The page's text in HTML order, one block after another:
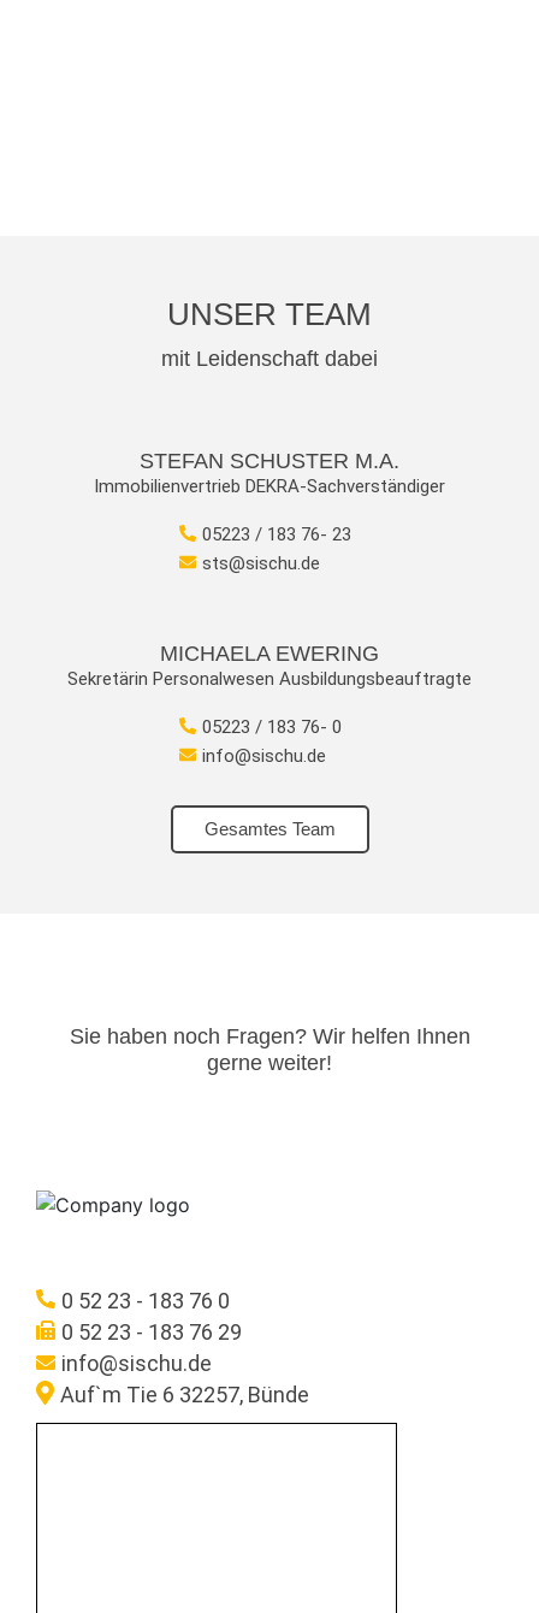
UNSER TEAM
mit Leidenschaft dabei
STEFAN SCHUSTER M.A.
Immobilienvertrieb DEKRA-Sachverständiger
05223 / 183 76- 23
sts@sischu.de
MICHAELA EWERING
Sekretärin Personalwesen Ausbildungsbeauftragte
05223 / 183 76- 0
info@sischu.de
Gesamtes Team
Sie haben noch Fragen? Wir helfen Ihnen
gerne weiter!​
0 52 23 - 183 76 0
0 52 23 - 183 76 29
info@sischu.de
Auf`m Tie 6 32257, Bünde